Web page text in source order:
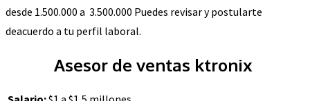
desde 1.500.000 a 3.500.000 Puedes revisar y postularte
deacuerdo a tu perfil laboral.
Asesor de ventas ktronix